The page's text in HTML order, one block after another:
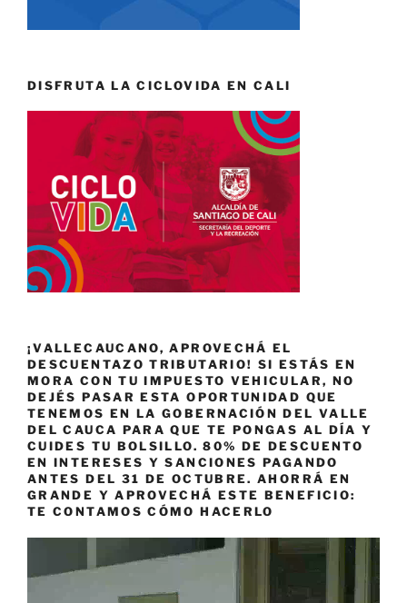
DISFRUTA LA CICLOVIDA EN CALI
¡VALLECAUCANO, APROVECHÁ EL
DESCUENTAZO TRIBUTARIO! SI ESTÁS EN
MORA CON TU IMPUESTO VEHICULAR, NO
DEJÉS PASAR ESTA OPORTUNIDAD QUE
TENEMOS EN LA GOBERNACIÓN DEL VALLE
DEL CAUCA PARA QUE TE PONGAS AL DÍA Y
CUIDES TU BOLSILLO. 80% DE DESCUENTO
EN INTERESES Y SANCIONES PAGANDO
ANTES DEL 31 DE OCTUBRE. AHORRÁ EN
GRANDE Y APROVECHÁ ESTE BENEFICIO:
TE CONTAMOS CÓMO HACERLO